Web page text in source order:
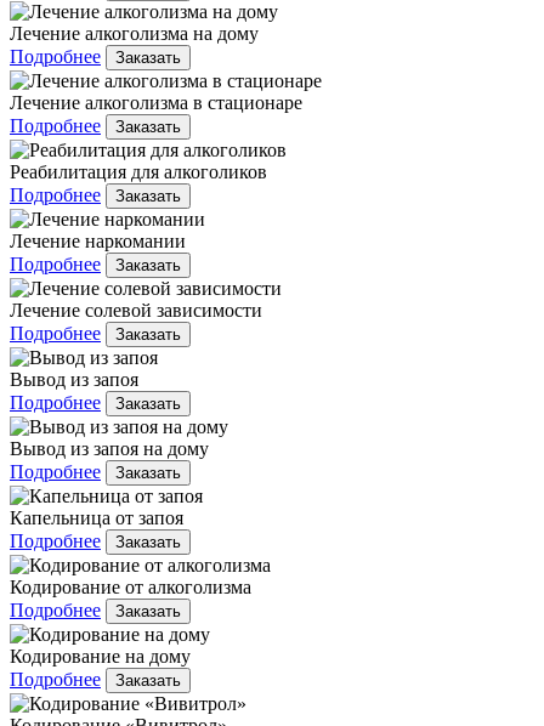
Лечение алкоголизма на дому
Подробнее
Заказать
Лечение алкоголизма в стационаре
Подробнее
Заказать
Реабилитация для алкоголиков
Подробнее
Заказать
Лечение наркомании
Подробнее
Заказать
Лечение солевой зависимости
Подробнее
Заказать
Вывод из запоя
Подробнее
Заказать
Вывод из запоя на дому
Подробнее
Заказать
Капельница от запоя
Подробнее
Заказать
Кодирование от алкоголизма
Подробнее
Заказать
Кодирование на дому
Подробнее
Заказать